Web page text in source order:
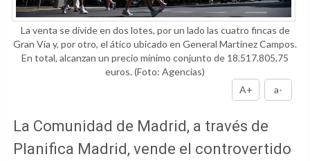
La venta se divide en dos lotes, por un lado las cuatro fincas de
Gran Vía y, por otro, el ático ubicado en General Martínez Campos.
En total, alcanzan un precio mínimo conjunto de 18.517.805,75
euros.(Foto: Agencias)
A+
a-
La Comunidad de Madrid, a través de
Planifica Madrid, vende el controvertido